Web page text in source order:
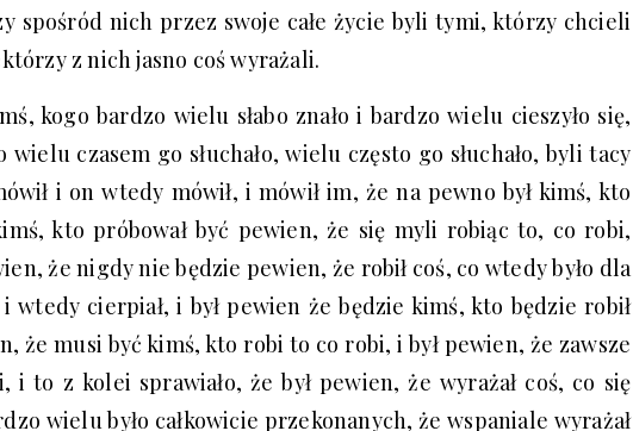
spośród nich przez swoje całe życie byli tymi, którzy chcieli
z nich jasno coś wyrażali.
kogo bardzo wielu słabo znało i bardzo wielu cieszyło się,
wielu czasem go słuchało, wielu często go słuchało, byli tacy
i on wtedy mówił, i mówił im, że na pewno był kimś, kto
kto próbował być pewien, że się myli robiąc to, co robi,
że nigdy nie będzie pewien, że robił coś, co wtedy było dla
wtedy cierpiał, i był pewien że będzie kimś, kto będzie robił
że musi być kimś, kto robi to co robi, i był pewien, że zawsze
to z kolei sprawiało, że był pewien, że wyrażał coś, co się
wielu było całkowicie przekonanych, że wspaniale wyrażał